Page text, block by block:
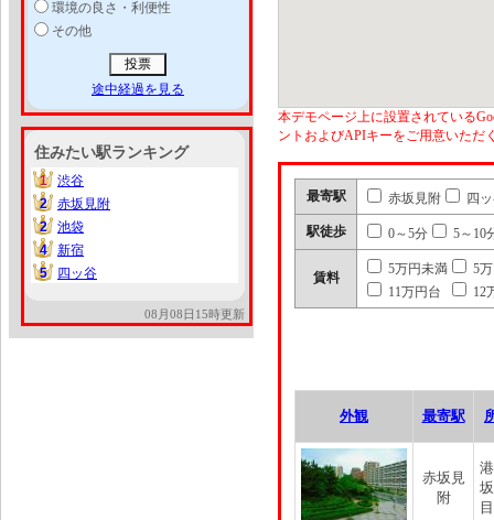
環境の良さ・利便性
その他
途中経過を見る
住みたい駅ランキング
1
1
渋谷
2
2
赤坂見附
2
2
池袋
4
4
新宿
5
5 四ッ谷
08月08日15時更新
本デモページ上に設置されている
ントおよびAPIキーをご用意いただ
最寄駅 赤坂見附 四
駅徒歩 0～5分 5～10
賃料
5万円未満
5
11万円台
12
外観 最寄駅
赤坂見
附
目